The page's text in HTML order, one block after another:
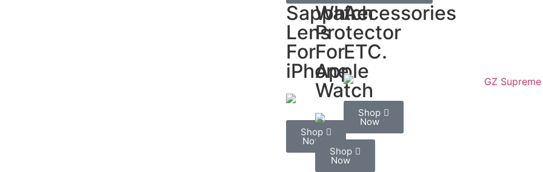
Sapphire
Lens
Watch
Protector
Accessories
For
iPhone
Shop
Now
For
Apple
Watch
Shop
Now
ETC.
Shop
Now